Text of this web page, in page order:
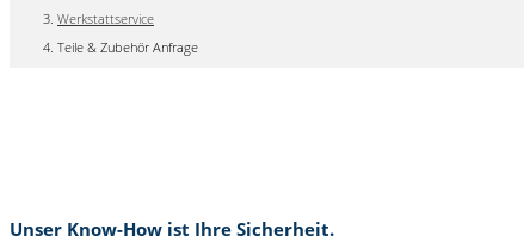
Werkstattservice
Teile & Zubehör Anfrage
Unser Know-How ist Ihre Sicherheit.